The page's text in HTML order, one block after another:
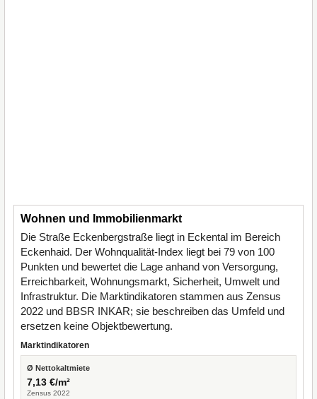
Wohnen und Immobilienmarkt
Die Straße Eckenbergstraße liegt in Eckental im Bereich
Eckenhaid. Der Wohnqualität-Index liegt bei 79 von 100
Punkten und bewertet die Lage anhand von Versorgung,
Erreichbarkeit, Wohnungsmarkt, Sicherheit, Umwelt und
Infrastruktur. Die Marktindikatoren stammen aus Zensus
2022 und BBSR INKAR; sie beschreiben das Umfeld und
ersetzen keine Objektbewertung.
Marktindikatoren
Ø Nettokaltmiete
7,13 €/m²
Zensus 2022